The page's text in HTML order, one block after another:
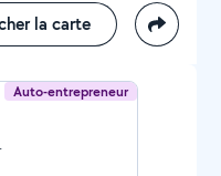
la carte
Auto-entrepreneur